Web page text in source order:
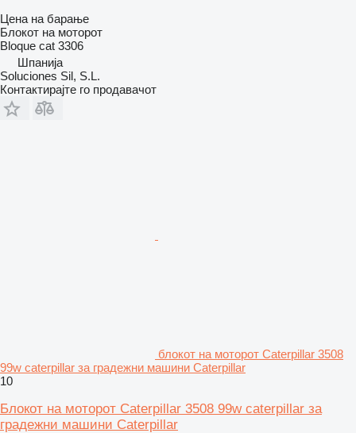
Цена на барање
Блокот на моторот
Bloque cat 3306
Шпанија
Soluciones Sil, S.L.
Контактирајте го продавачот
блокот на моторот Caterpillar 3508
99w caterpillar за градежни машини Caterpillar
10
Блокот на моторот Caterpillar 3508 99w caterpillar за
градежни машини Caterpillar